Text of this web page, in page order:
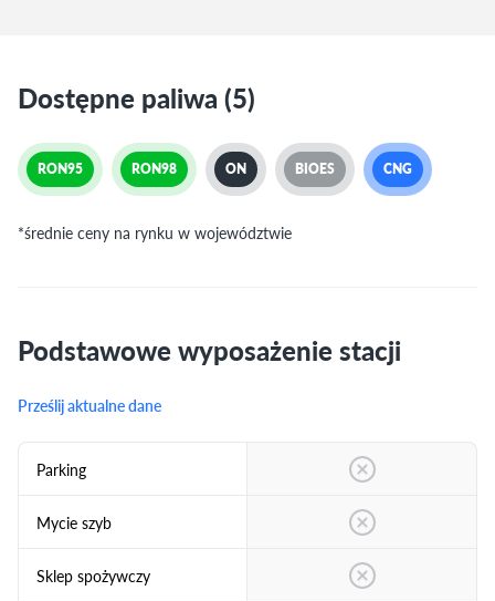
Dostępne paliwa (5)
RON95 RON98 ON BIOES CNG
*średnie ceny na rynku w województwie
Podstawowe wyposażenie stacji
Prześlij aktualne dane
Parking
Mycie szyb
Sklep spożywczy